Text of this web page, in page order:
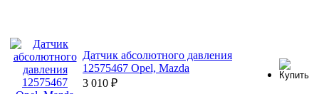
Датчик абсолютного давления
12575467 Opel, Mazda
3 010 ₽